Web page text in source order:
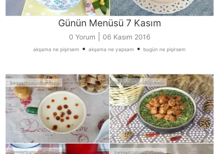
Günün Menüsü 7 Kasım
0 Yorum 06 Kasım 2016
akşama ne pişirsem • akşama ne yapsam • bugün ne pişirsem